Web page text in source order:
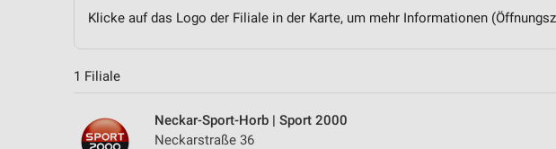
Klicke auf das Logo der Filiale in der Karte, um mehr Informationen
1 Filiale
Neckar-Sport-Horb | Sport 2000
Neckarstraße 36